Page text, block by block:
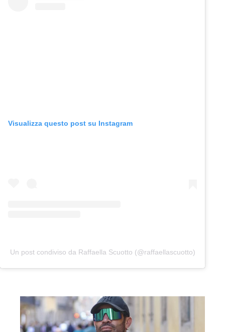
Visualizza questo post su Instagram
Un post condiviso da Raffaella Scuotto (@raffaellascuotto)